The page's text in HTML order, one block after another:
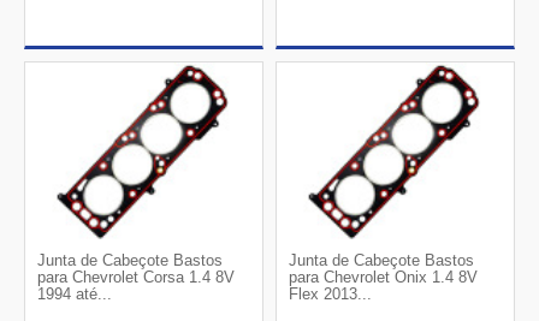
Junta de Cabeçote Bastos
para Chevrolet Corsa 1.4 8V
1994 até...
Junta de Cabeçote Bastos
para Chevrolet Onix 1.4 8V
Flex 2013...